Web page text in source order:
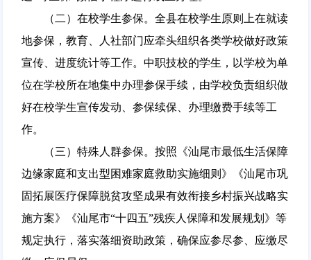
（二）在校学生参保。全县在校学生原则上在就读
地参保，教育、人社部门应牵头组织各类学校做好政策
宣传、进度统计等工作。中职技校的学生，以学校为单
位在学校所在地集中办理参保手续，由学校负责组织做
好在校学生宣传发动、参保续保、办理缴费手续等工
作。
（三）特殊人群参保。按照《汕尾市最低生活保障
边缘家庭和支出型困难家庭救助实施细则》《汕尾市巩
固拓展医疗保障脱贫攻坚成果有效衔接乡村振兴战略实
施方案》《汕尾市“十四五”残疾人保障和发展规划》等
规定执行，落实落细资助政策，确保应参尽参、应缴尽